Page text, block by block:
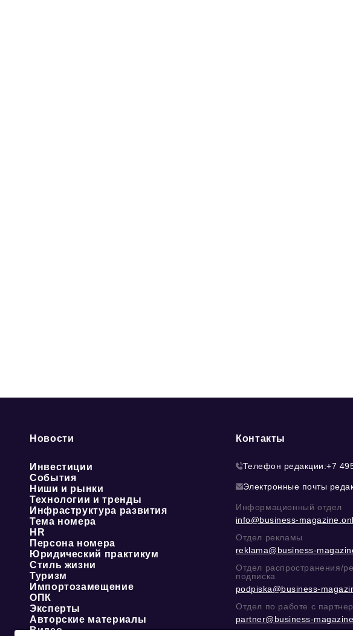
Новости
Инвестиции
События
Ниши и рынки
Технологии и тренды
Инфраструктура развития
Тема номера
HR
Персона номера
Юридический практикум
Стиль жизни
Туризм
Импортозамещение
ОПК
Эксперты
Авторские материалы
Видео
Контакты
Телефон редакции:+7
Электронные почты
Информационный отдел
info@business-
Отдел рекламы
reklama@business-
Отдел распространения/
подписка
podpiska@business-
Отдел по работе с
partner@business-